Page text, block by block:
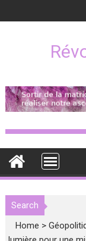
to
Search
Home >